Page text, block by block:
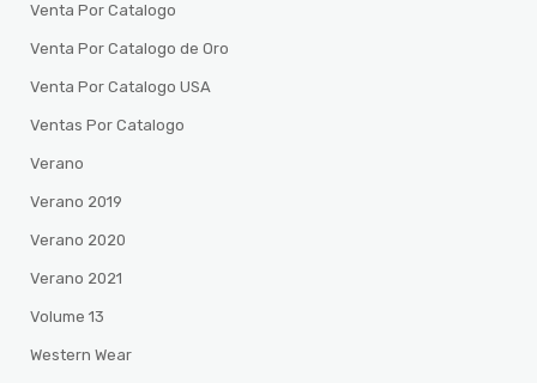
Venta Por Catalogo
Venta Por Catalogo de Oro
Venta Por Catalogo USA
Ventas Por Catalogo
Verano
Verano 2019
Verano 2020
Verano 2021
Volume 13
Western Wear